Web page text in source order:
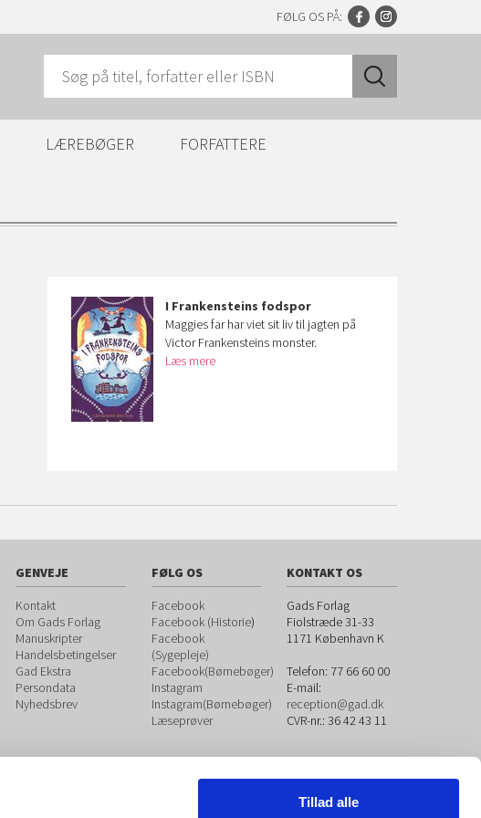
Tillad alle
FØLG OS PÅ:
LÆREBØGER FORFATTERE
I Frankensteins fodspor
Maggies far har viet sit liv til jagten på
Victor Frankensteins monster.
Læs mere
GENVEJE
Kontakt
Om Gads Forlag
Manuskripter
Handelsbetingelser
Gad Ekstra
Persondata
Nyhedsbrev
FØLG OS
Facebook
Facebook (Historie)
Facebook
(Sygepleje)
Facebook(Børnebøger)
Instagram
Instagram(Børnebøger)
Læseprøver
KONTAKT OS
Gads Forlag
Fiolstræde 31-33
1171 København K
Telefon: 77 66 60 00
E-mail:
reception@gad.dk
CVR-nr.: 36 42 43 11